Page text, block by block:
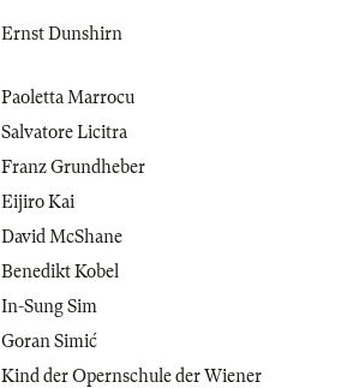
Ernst Dunshirn
Paoletta Marrocu
Salvatore Licitra
Franz Grundheber
Eijiro Kai
David McShane
Benedikt Kobel
In-Sung Sim
Goran Simić
Kind der Opernschule der Wiener